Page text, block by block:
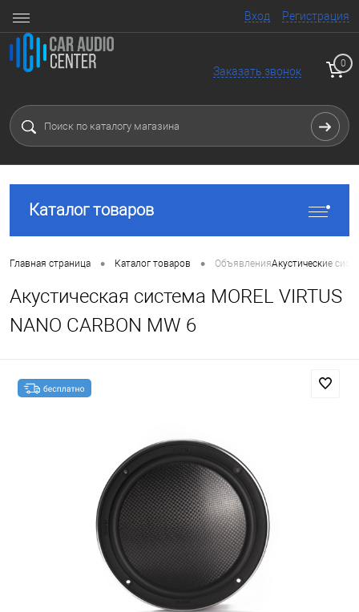
Вход Регистрация
Заказать звонок
0
Каталог товаров
Главная страница • Каталог товаров • ОбъявленияАкустические
Акустическая система MOREL VIRTUS
NANO CARBON MW 6